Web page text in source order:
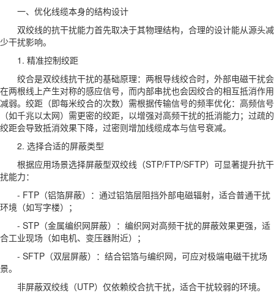
一、优化线缆本身的结构设计
双绞线的抗干扰能力首先取决于其物理结构，合理的设计能从源头减
少干扰影响。
1. 精准控制绞距
绞合是双绞线抗干扰的基础原理：两根导线绞合时，外部电磁干扰会
在两根线上产生对称的感应信号，而内部串扰也会因绞合的相互抵消作用
减弱。绞距（即每米绞合的次数）需根据传输信号的频率优化：高频信号
（如千兆以太网）需更密的绞距，以增强对高频干扰的抵消能力；过疏的
绞距会导致抵消效果下降，过密则增加线缆成本与信号衰减。
2. 选择合适的屏蔽类型
根据应用场景选择屏蔽型双绞线（STP/FTP/SFTP）可显著提升抗干
扰能力：
- FTP（铝箔屏蔽）：通过铝箔层阻挡外部电磁辐射，适合普通干扰
环境（如写字楼）；
- STP（金属编织网屏蔽）：编织网对高频干扰的屏蔽效果更强，适
合工业现场（如电机、变压器附近）；
- SFTP（双层屏蔽）：结合铝箔与编织网，可应对极端电磁干扰场
景。
非屏蔽双绞线（UTP）仅依赖绞合抗干扰，适合干扰较弱的环境。